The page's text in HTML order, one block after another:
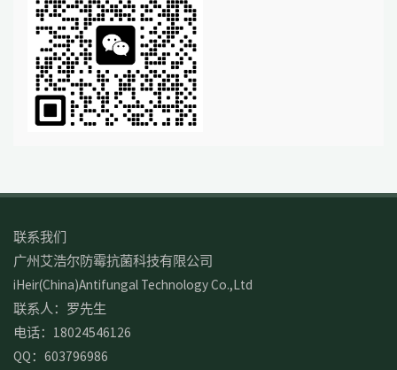
联系我们
广州艾浩尔防霉抗菌科技有限公司
iHeir(China)Antifungal Technology Co.,Ltd
联系人：罗先生
电话：18024546126
QQ：603796986